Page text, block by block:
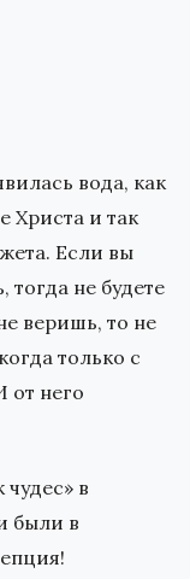
вода, как
Христа и так
Если вы
не будете
веришь, то не
только с
от него
в
были в